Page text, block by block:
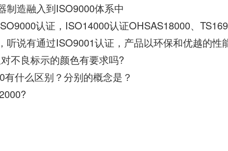
制造融入到ISO9000体系中
不良标示的颜色有要求吗?
有什么区别？分别的概念是？